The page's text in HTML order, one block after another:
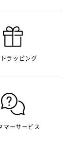
ラッピング
マーサービス